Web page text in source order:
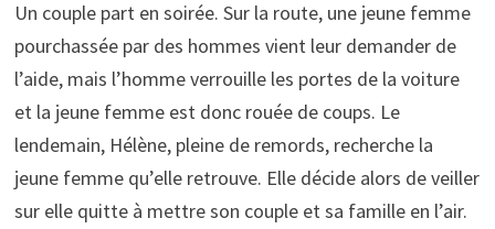
Un couple part en soirée. Sur la route, une jeune femme
pourchassée par des hommes vient leur demander de
l’aide, mais l’homme verrouille les portes de la voiture
et la jeune femme est donc rouée de coups. Le
lendemain, Hélène, pleine de remords, recherche la
jeune femme qu’elle retrouve. Elle décide alors de veiller
sur elle quitte à mettre son couple et sa famille en l’air.